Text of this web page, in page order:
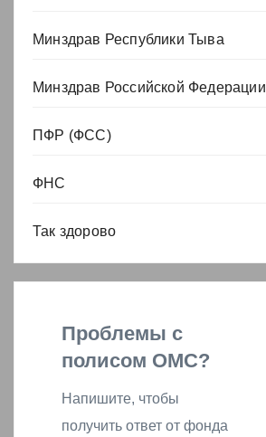
Минздрав Республики Тыва
Минздрав Российской Федерации
ПФР (ФСС)
ФНС
Так здорово
Проблемы с
полисом ОМС?
Напишите, чтобы
получить ответ от фонда